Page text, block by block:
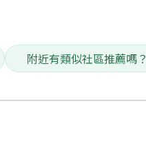
附近有類似社區推薦嗎？